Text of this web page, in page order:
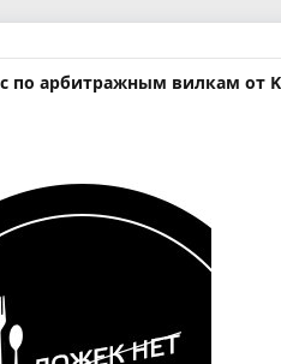
по арбитражным вилкам от